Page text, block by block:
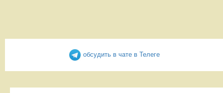
обсудить в чате в Телеге